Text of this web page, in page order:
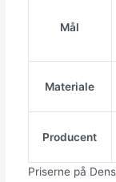
Mål
Materiale
Producent
Priserne på